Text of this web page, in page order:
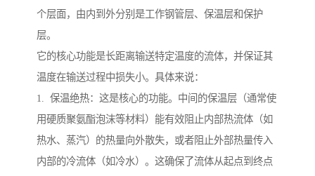
个层面，由内到外分别是工作钢管层、保温层和保护
层。
它的核心功能是长距离输送特定温度的流体，并保证其
温度在输送过程中损失小。具体来说：
1. 保温绝热：这是核心的功能。中间的保温层（通常使
用硬质聚氨酯泡沫等材料）能有效阻止内部热流体（如
热水、蒸汽）的热量向外散失，或者阻止外部热量传入
内部的冷流体（如冷水）。这确保了流体从起点到终点